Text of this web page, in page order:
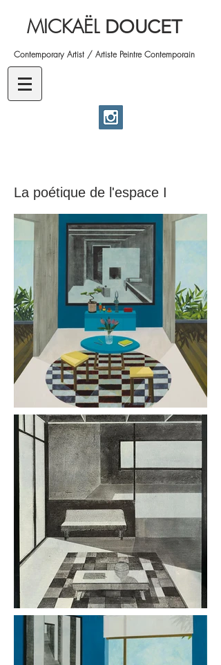
MICKAËL DOUCET
Contemporary Artist / Artiste Peintre Contemporain
La poétique de l'espace I